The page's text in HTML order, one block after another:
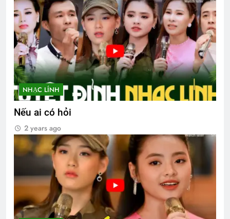
NHẠC LÍNH
Nếu ai có hỏi
2 years ago